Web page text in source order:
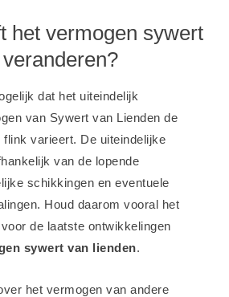
het vermogen sywert
dat het uiteindelijk
van Sywert van Lienden de
flink varieert. De uiteindelijke
van de lopende
schikkingen en eventuele
Houd daarom vooral het
de laatste ontwikkelingen
sywert van lienden.
het vermogen van andere